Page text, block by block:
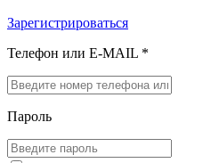
Зарегистрироваться
Телефон или E-MAIL *
Пароль